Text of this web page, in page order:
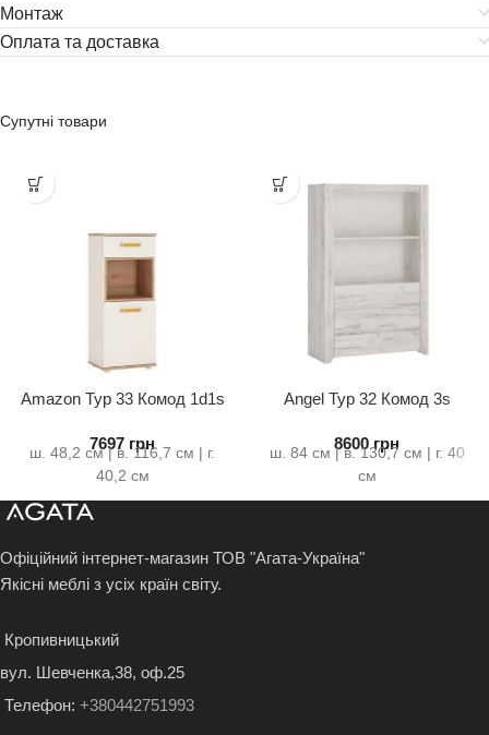
Монтаж
Оплата та доставка
Супутні товари
Amazon Typ 33 Комод 1d1s
7697 грн
ш. 48,2 см | в. 116,7 см | г.
40,2 см
Angel Typ 32 Комод 3s
8600грн
ш. 84 см | в. 130,7 см | г. 40
см
Офіційний інтернет-магазин ТОВ "Агата-Україна"
Якісні меблі з усіх країн світу.
Кропивницький
вул. Шевченка,38, оф.25
Телефон: +380442751993